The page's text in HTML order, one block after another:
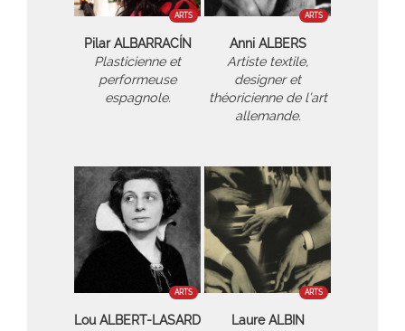
ARTS
Pilar ALBARRACÍN
Plasticienne et
performeuse
espagnole.
ARTS
Anni ALBERS
Artiste textile,
designer et
théoricienne de l’art
allemande.
ARTS
Lou ALBERT-LASARD
ARTS
Laure ALBIN